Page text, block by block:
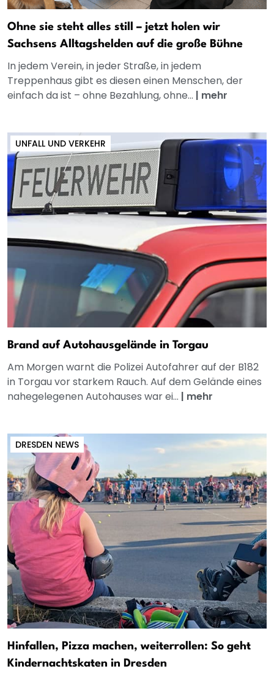
Ohne sie steht alles still – jetzt holen wir
Sachsens Alltagshelden auf die große Bühne
In jedem Verein, in jeder Straße, in jedem
Treppenhaus gibt es diesen einen Menschen, der
einfach da ist – ohne Bezahlung, ohne... | mehr
UNFALL UND VERKEHR
Brand auf Autohausgelände in Torgau
Am Morgen warnt die Polizei Autofahrer auf der B182
in Torgau vor starkem Rauch. Auf dem Gelände eines
nahegelegenen Autohauses war ei... | mehr
DRESDEN NEWS
Hinfallen, Pizza machen, weiterrollen: So geht
Kindernachtskaten in Dresden